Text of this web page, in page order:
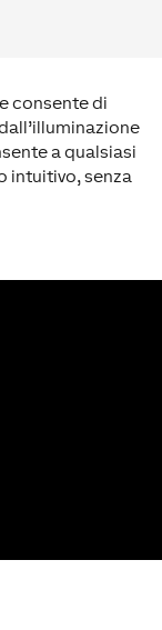
consente di
a qualsiasi
intuitivo, senza